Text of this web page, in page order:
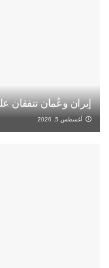
إيران وعُمان تتفقان
أغسطس 5, 2026